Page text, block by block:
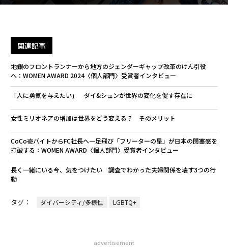
関連記事
地銀のフロントランナーから地方のジェンダーギャップ改革のけん引役
へ：WOMEN AWARD 2024〈個人部門〉受賞者インタビュー
「人に勇気を与えたい」 ダイ&シュンが世界の変化を促す存在に
女性ミリオネアの増加は世界をどう変える？ そのメリット
CoCo壱バイトからFC社長へ一足飛び「フリーターの星」が日本の閉塞感を
打破する：WOMEN AWARD〈個人部門〉受賞者インタビュー
長く一緒にいる今、気をつけたい 調査でわかった夫婦関係を壊す3つの行
動
タグ： ダイバーシティ/多様性 LGBTQ+
advertisement